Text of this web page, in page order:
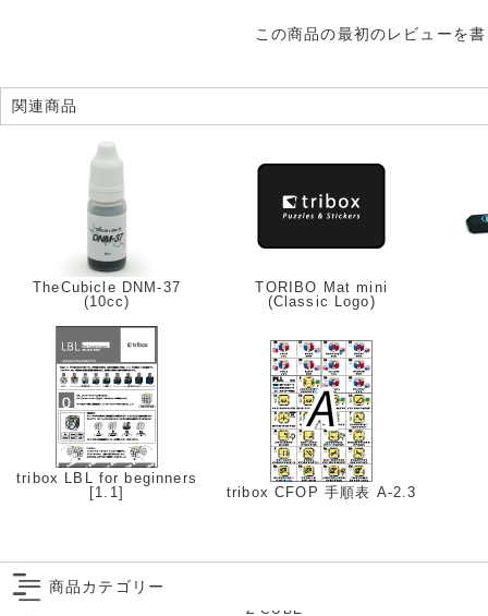
この商品の最初のレビューを
関連商品
TheCubicle DNM-37
(10cc)
TORIBO Mat mini
(Classic Logo)
tribox LBL for beginners
[1.1]
tribox CFOP 手順表 A-2.3
商品カテゴリー